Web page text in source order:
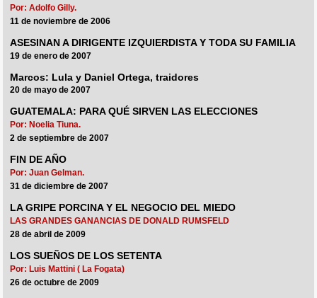
Por: Adolfo Gilly.
11 de noviembre de 2006
ASESINAN A DIRIGENTE IZQUIERDISTA Y TODA SU FAMILIA
19 de enero de 2007
Marcos: Lula y Daniel Ortega, traidores
20 de mayo de 2007
GUATEMALA: PARA QUÉ SIRVEN LAS ELECCIONES
Por: Noelia Tiuna.
2 de septiembre de 2007
FIN DE AÑO
Por: Juan Gelman.
31 de diciembre de 2007
LA GRIPE PORCINA Y EL NEGOCIO DEL MIEDO
LAS GRANDES GANANCIAS DE DONALD RUMSFELD
28 de abril de 2009
LOS SUEÑOS DE LOS SETENTA
Por: Luis Mattini ( La Fogata)
26 de octubre de 2009